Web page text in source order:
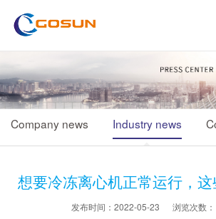
Company news Industry news
想要冷冻离心机正常运行，
发布时间：2022-05-23 浏览次数：